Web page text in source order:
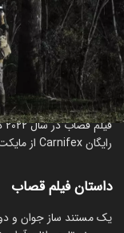
ساخت استرالیا سال 2022
ترسناک
علمی‌تخیلی
درباره فیلم قصاب
رایگان Carnifex از مایکت با دوبله بدون نیاز به دانلود.
داستان فیلم قصاب
یک مستند ساز جوان و